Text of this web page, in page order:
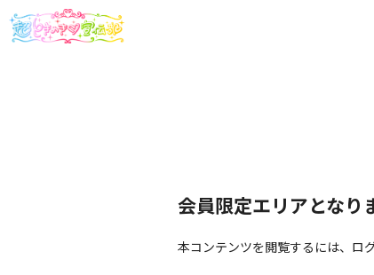
会員限定エリアとなり
本コンテンツを閲覧するには、ロ